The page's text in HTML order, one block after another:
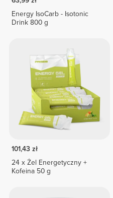
Energy IsoCarb - Isotonic
Drink 800 g
101,43 zł
24 x Żel Energetyczny +
Kofeina 50 g